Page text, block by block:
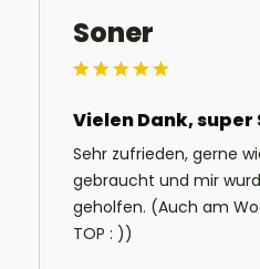
Soner
Vielen Dank,
Sehr zufrieden, gerne
gebraucht und mir
geholfen. (Auch am
TOP : ))